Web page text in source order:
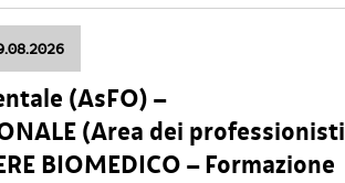
(AsFO) –
(Area dei professionisti
BIOMEDICO – Formazione